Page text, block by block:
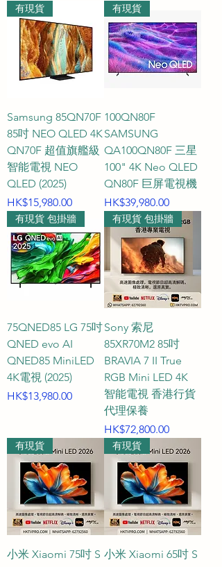
小型空間。
* **觀看距離 約 1.8米 - 2.2米**：建
議挑選 **55吋** 的大約尺吋，這是
香港最普遍、最受歡迎的標準客廳
黃金比例。
議挑選 **65吋** 的大約尺吋，在大
空間中能展現完美的視覺包圍感。
* **觀看距離 約 3米 或以上**：強烈
推薦選擇 **75吋、85吋 或以上** 的
巨幕大約尺吋，完美釋放 Mini LED
的細膩超高清解像度，帶來震撼的
劇院級享受。
#### Q3：Mini LED 與 Mini LED
RGB 電視在規格上有什麼核心特
A3：這兩種技術皆是當前顯示界的
頂級之作，能全方位滿足高階用家
的畫質渴望：
* **Mini LED 內容優勢**：主打驚人
的峰值亮度和極高對比度。透過極
密集的背光分區，讓亮部更閃耀、
暗部更深沉，看高動態 HDR 動作電
影或體育賽事時，畫面立體感呼之
欲出。
* **Mini LED RGB 內容優勢**：在
極致控光的基礎上，進一步針對色
有現貨
Samsung 85QN70F
85吋 NEO QLED 4K
QN70F 超值旗艦級
智能電視 NEO
QLED (2025)
價格
HK$15,980.00
有現貨
100QN80F
SAMSUNG
QA100QN80F 三星
100" 4K Neo QLED
QN80F 巨屏電視機
價格
HK$39,980.00
有現貨 包掛牆
75QNED85 LG 75吋
QNED evo AI
QNED85 MiniLED
4K電視 (2025)
價格
HK$13,980.00
有現貨 包掛牆
Sony 索尼
85XR70M2 85吋
BRAVIA 7 II True
RGB Mini LED 4K
智能電視 香港行貨
代理保養
價格
HK$72,800.00
有現貨
小米 Xiaomi 75吋 S
有現貨
小米 Xiaomi 65吋 S